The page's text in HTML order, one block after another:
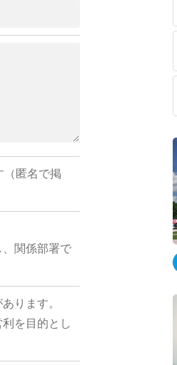
匿名で掲
関係部署で
ります。
を目的とし